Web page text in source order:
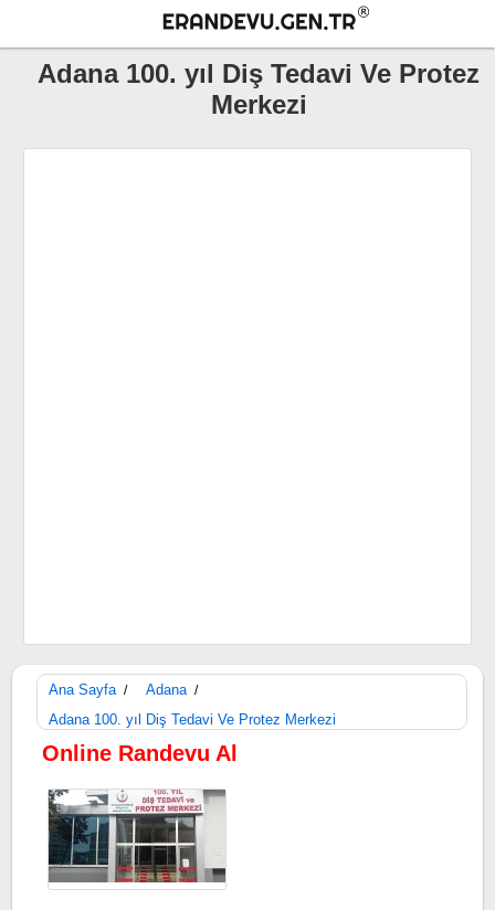
Adana 100. yıl Diş Tedavi Ve Protez
Merkezi
Ana Sayfa / Adana /
Adana 100. yıl Diş Tedavi Ve Protez Merkezi
Online Randevu Al